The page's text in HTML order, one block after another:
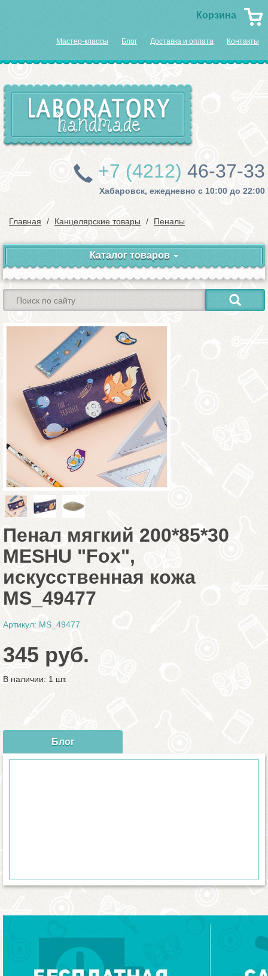
Корзина
Мастер-классы Блог Доставка и оплата Контакты
+7 (4212) 46-37-33
Хабаровск, ежедневно с 10:00 до 22:00
Главная Канцелярские товары Пеналы
Каталог товаров
Пенал мягкий 200*85*30
MESHU "Fox",
искусственная кожа
MS_49477
Артикул: MS_49477
345 руб.
В наличии: 1 шт.
Блог